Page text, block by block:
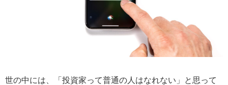
世の中には、「投資家って普通の人はなれない」と思って